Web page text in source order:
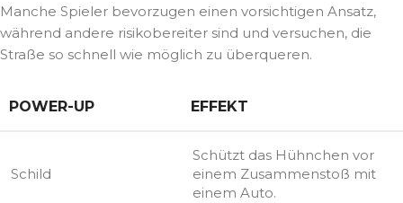
Manche Spieler bevorzugen einen vorsichtigen Ansatz,
während andere risikobereiter sind und versuchen, die
Straße so schnell wie möglich zu überqueren.
POWER-UP EFFEKT
Schild
Schützt das Hühnchen vor
einem Zusammenstoß mit
einem Auto.